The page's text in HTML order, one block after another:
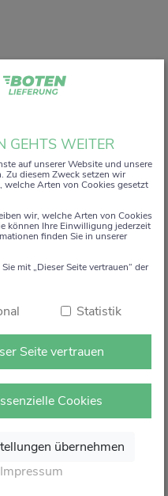
ZACK+DA!
diesem Weg begleiten
2026 eingestellt.
die Online-
für Sie da. Direkt
Service rund um Ihre
GEHTS WEITER
auf unserer Website und unsere
Zu diesem Zweck setzen wir
welche Arten von Cookies gesetzt
wir, welche Arten von Cookies
können Ihre Einwilligung jederzeit
finden Sie in unserer
mit „Dieser Seite vertrauen“ der
Statistik
Seite vertrauen
Cookies
übernehmen
Impressum